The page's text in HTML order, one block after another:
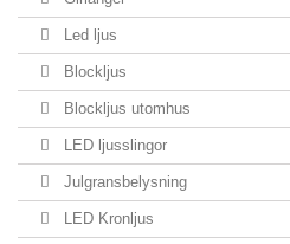
Led ljus
Blockljus
Blockljus utomhus
LED ljusslingor
Julgransbelysning
LED Kronljus